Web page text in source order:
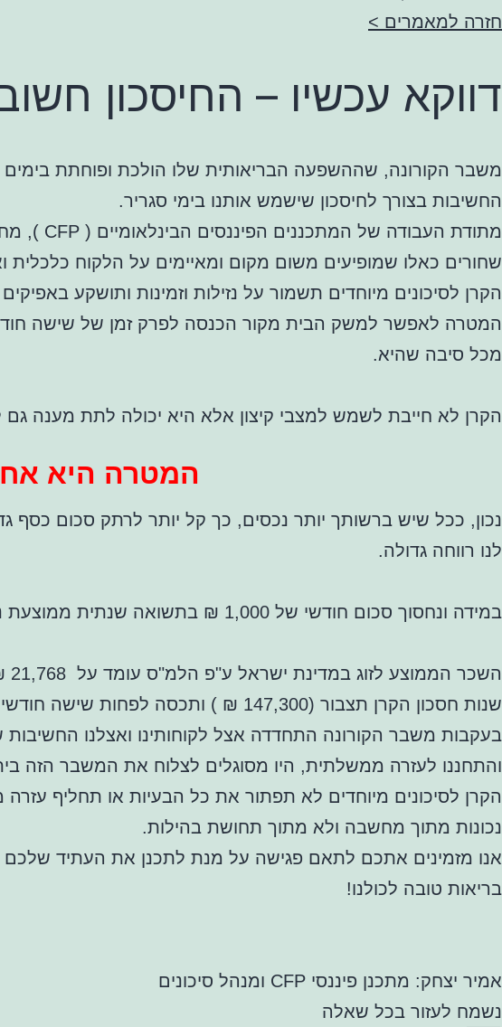
חזרה למאמרים >
דווקא עכשיו – החיסכון
משבר הקורונה, שההשפעה הבריאותית שלו הולכת ופוחתת
החשיבות בצורך לחיסכון שישמש אותנו בימי סגריר.
מתודת העבודה של המתכננים הפיננסים הבינלאומיים ( CFP
),
שחורים כאלו שמופיעים משום מקום ומאיימים על הלקוח כלכלית
הקרן לסיכונים מיוחדים תשמור על נזילות וזמינות ותושקע באפיקים
המטרה לאפשר למשק הבית מקור הכנסה לפרק זמן של שישה
מכל סיבה שהיא.
הקרן לא חייבת לשמש למצבי קיצון אלא היא יכולה לתת מענה
המטרה היא
נכון, ככל שיש ברשותך יותר נכסים, כך קל יותר לרתק סכום
לנו רווחה גדולה.
במידה ונחסוך סכום חודשי של 1,000 ₪ בתשואה שנתית ממוצעת נטו של 4% ( ישנן לא מעט אפשרויות כאלו ) ונבצע לו עיתוד
שנות חסכון הקרן תצבור (147,300 ₪ ) ותכסה לפחות שישה חודשי שכר.
בעקבות משבר הקורונה התחדדה אצל לקוחותינו ואצלנו החשיבות
והתחננו לעזרה ממשלתית, היו מסוגלים לצלוח את המשבר הזה
הקרן לסיכונים מיוחדים לא תפתור את כל הבעיות או תחליף
נכונות מתוך מחשבה ולא מתוך תחושת בהילות.
אנו מזמינים אתכם לתאם פגישה על מנת לתכנן את העתיד שלכם
בריאות טובה לכולנו!
אמיר יצחק: מתכנן פיננסי CFP ומנהל סיכונים
נשמח לעזור בכל שאלה